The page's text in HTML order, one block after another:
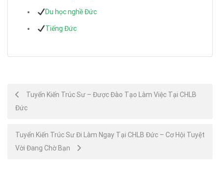
Du học nghề Đức
Tiếng Đức
Post
navigation
Tuyển Kiến Trúc Sư – Được Đào Tạo Làm Việc Tại CHLB
Đức
Tuyển Kiến Trúc Sư Đi Làm Ngay Tại CHLB Đức – Cơ Hội Tuyệt
Vời Đang Chờ Bạn